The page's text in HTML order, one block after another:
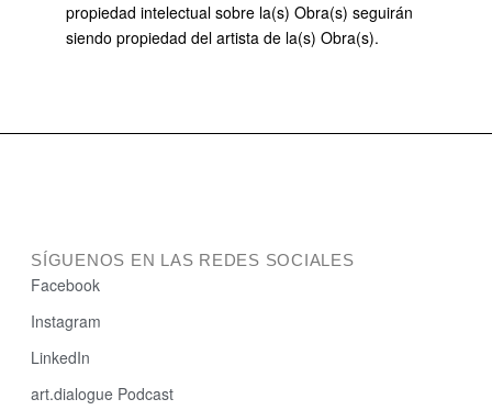
propiedad intelectual sobre la(s) Obra(s) seguirán
siendo propiedad del artista de la(s) Obra(s).
SÍGUENOS EN LAS REDES SOCIALES
Facebook
Instagram
LinkedIn
art.dialogue Podcast